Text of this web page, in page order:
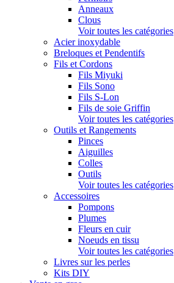
Anneaux
Clous
Voir toutes les catégories
Acier inoxydable
Breloques et Pendentifs
Fils et Cordons
Fils Miyuki
Fils Sono
Fils S-Lon
Fils de soie Griffin
Voir toutes les catégories
Outils et Rangements
Pinces
Aiguilles
Colles
Outils
Voir toutes les catégories
Accessoires
Pompons
Plumes
Fleurs en cuir
Noeuds en tissu
Voir toutes les catégories
Livres sur les perles
Kits DIY